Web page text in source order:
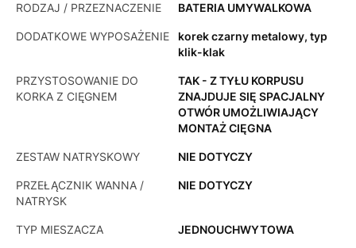
RODZAJ / PRZEZNACZENIE BATERIA UMYWALKOWA
DODATKOWE WYPOSAŻENIE
korek czarny metalowy, typ
klik-klak
PRZYSTOSOWANIE DO
KORKA Z CIĘGNEM
TAK - Z TYŁU KORPUSU
ZNAJDUJE SIĘ SPACJALNY
OTWÓR UMOŻLIWIAJĄCY
MONTAŻ CIĘGNA
ZESTAW NATRYSKOWY NIE DOTYCZY
PRZEŁĄCZNIK WANNA /
NATRYSK
NIE DOTYCZY
TYP MIESZACZA JEDNOUCHWYTOWA